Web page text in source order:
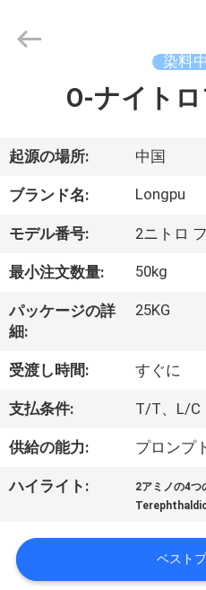
製
品
デ
オ
た
し
た
ち
Copyright
Reserved.
染料
O-ナイト
起源の場所: 中国
ブランド名: Longpu
モデル番号: 2ニトロ
最小注文数量: 50kg
パッケージの詳
細:
25KG
受渡し時間: すぐに
支払条件: T/T、L/C
供給の能力: プロンプ
ハイライト: 2アミノの4
ベスト